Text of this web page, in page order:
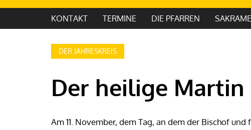
KONTAKT TERMINE DIE PFARREN
DER JAHRESKREIS
Der heilige Martin
Am 11. November, dem Tag, an dem der Bischof